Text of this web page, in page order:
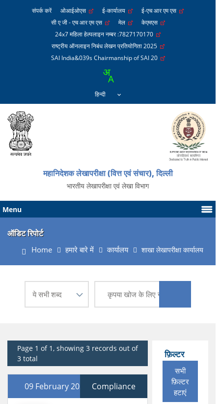
संपर्क करें ओआईओएस ई-कार्यालय
ई-एच आर एम एस
सी ए जी - एच आर एम एस
मेल
केएमएस
24x7 महिला हेल्पलाइन नम्बर :7827170170
राष्ट्रीय ऑनलाइन निबंध लेखन प्रतियोगिता 2025
SAI India&039s Chairmanship of SAI 20
महानिदेशक लेखापरीक्षा (वित्त एवं संचार), दिल्ली
भारतीय लेखापरीक्षा एवं लेखा विभाग
Menu
ऑडिट रिपोर्ट
Home हमारे बारे में कार्यालय शाखा लेखापरीक्षा कार्यालय
फ़िल्टर
सभी
फ़िल्टर
हटाएं
Page 1 of 1, showing 3 records out of
3 total
09 February 2024 Compliance